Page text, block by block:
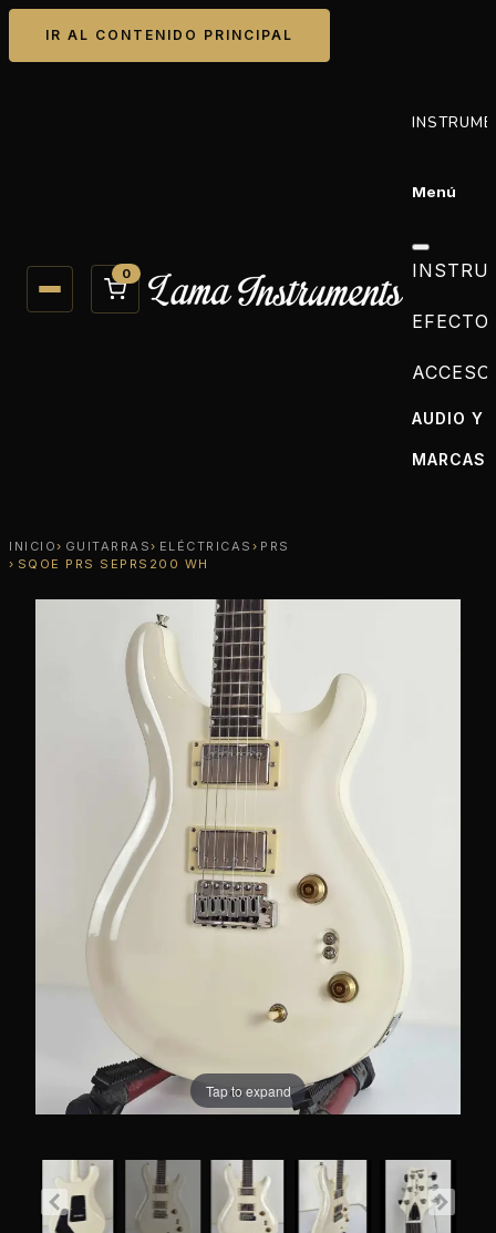
IR AL CONTENIDO PRINCIPAL
0
Menú
AUDIO Y
MARCAS
INICIO GUITARRAS ELÉCTRICAS
PRS
SQOE PRS SEPRS200 WH
Tap to expand